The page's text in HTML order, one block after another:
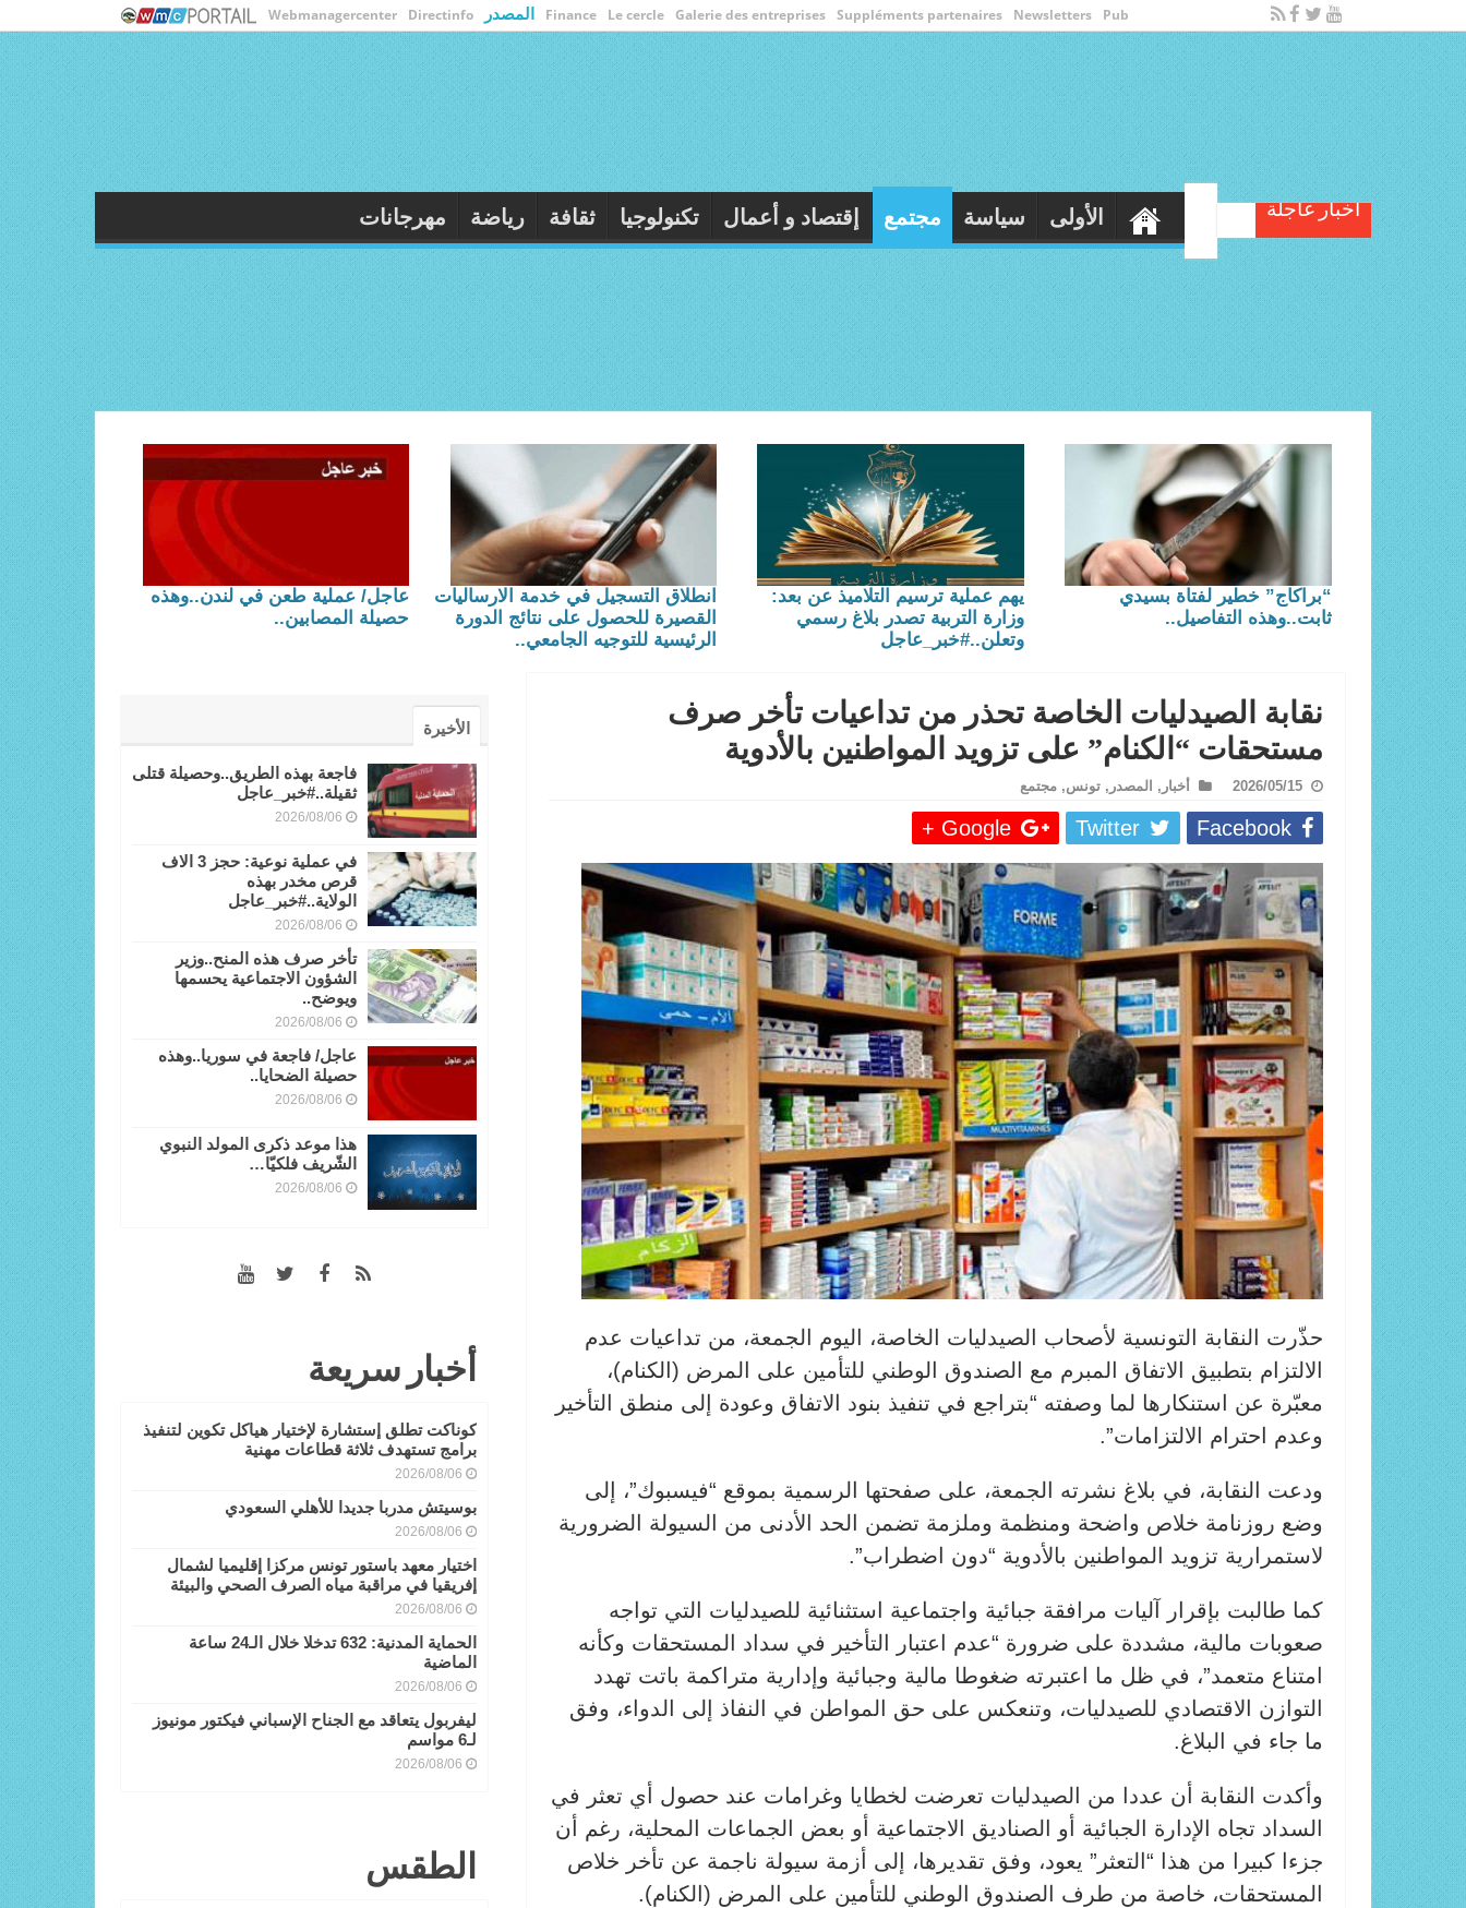
Webmanagercenter Directinfo المصدر Finance Le cercle Galerie des entreprises Suppléments partenaires Newsletters Pub
أخبار عاجلة
في عملية نوعية: حجز 3 الاف قرص مخدر بهذه الو
الأولى سياسة مجتمع إقتصاد و أعمال تكنولوجيا ثقافة
عاجل/ عملية طعن في لندن..وهذه
حصيلة المصابين..
انطلاق التسجيل في خدمة الارساليات
القصيرة للحصول على نتائج الدورة
الرئيسية للتوجيه الجامعي..
يهم عملية ترسيم التلاميذ عن بعد:
وزارة التربية تصدر بلاغ رسمي
وتعلن..#خبر_عاجل
“براكاج” خطير لفتاة بسيدي
ثابت..وهذه التفاصيل..
نقابة الصيدليات الخاصة تحذر من تداعيات تأخر صرف
مستحقات “الكنام” على تزويد المواطنين بالأدوية
2026/05/15 أخبار , المصدر , تونس, مجتمع
Facebook
Twitter
Google +
حذّرت النقابة التونسية لأصحاب الصيدليات الخاصة، اليوم الجمعة، من تداعيات عدم
الالتزام بتطبيق الاتفاق المبرم مع الصندوق الوطني للتأمين على المرض (الكنام)،
معبّرة عن استنكارها لما وصفته “بتراجع في تنفيذ بنود الاتفاق وعودة إلى منطق التأخير
وعدم احترام الالتزامات”.
ودعت النقابة، في بلاغ نشرته الجمعة، على صفحتها الرسمية بموقع “فيسبوك”، إلى
وضع روزنامة خلاص واضحة ومنظمة وملزمة تضمن الحد الأدنى من السيولة الضرورية
لاستمرارية تزويد المواطنين بالأدوية “دون اضطراب”.
كما طالبت بإقرار آليات مرافقة جبائية واجتماعية استثنائية للصيدليات التي تواجه
صعوبات مالية، مشددة على ضرورة “عدم اعتبار التأخير في سداد المستحقات وكأنه
امتناع متعمد”، في ظل ما اعتبرته ضغوطا مالية وجبائية وإدارية متراكمة باتت تهدد
التوازن الاقتصادي للصيدليات، وتنعكس على حق المواطن في النفاذ إلى الدواء، وفق
ما جاء في البلاغ.
وأكدت النقابة أن عددا من الصيدليات تعرضت لخطايا وغرامات عند حصول أي تعثر في
السداد تجاه الإدارة الجبائية أو الصناديق الاجتماعية أو بعض الجماعات المحلية، رغم أن
جزءا كبيرا من هذا “التعثر” يعود، وفق تقديرها، إلى أزمة سيولة ناجمة عن تأخر خلاص
المستحقات، خاصة من طرف الصندوق الوطني للتأمين على المرض (الكنام).
الأخيرة
فاجعة بهذه الطريق..وحصيلة قتلى
ثقيلة..#خبر_عاجل
2026/08/06
في عملية نوعية: حجز 3 الاف
قرص مخدر بهذه
الولاية..#خبر_عاجل
2026/08/06
تأخر صرف هذه المنح..وزير
الشؤون الاجتماعية يحسمها
ويوضح..
2026/08/06
عاجل/ فاجعة في سوريا..وهذه
حصيلة الضحايا..
2026/08/06
هذا موعد ذكرى المولد النبوي
الشّريف فلكيّا…
2026/08/06
أخبار سريعة
كوناكت تطلق إستشارة لإختيار هياكل تكوين لتنفيذ
برامج تستهدف ثلاثة قطاعات مهنية
2026/08/06
بوسيتش مدربا جديدا للأهلي السعودي
2026/08/06
اختيار معهد باستور تونس مركزا إقليميا لشمال
إفريقيا في مراقبة مياه الصرف الصحي والبيئة
2026/08/06
الحماية المدنية: 632 تدخلا خلال الـ24 ساعة
الماضية
2026/08/06
ليفربول يتعاقد مع الجناح الإسباني فيكتور مونيوز
لـ6 مواسم
2026/08/06
الطقس